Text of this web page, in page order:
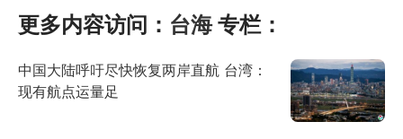
更多内容访问： 台海专栏：
中国大陆呼吁尽快恢复两岸直航 台湾：
现有航点运量足